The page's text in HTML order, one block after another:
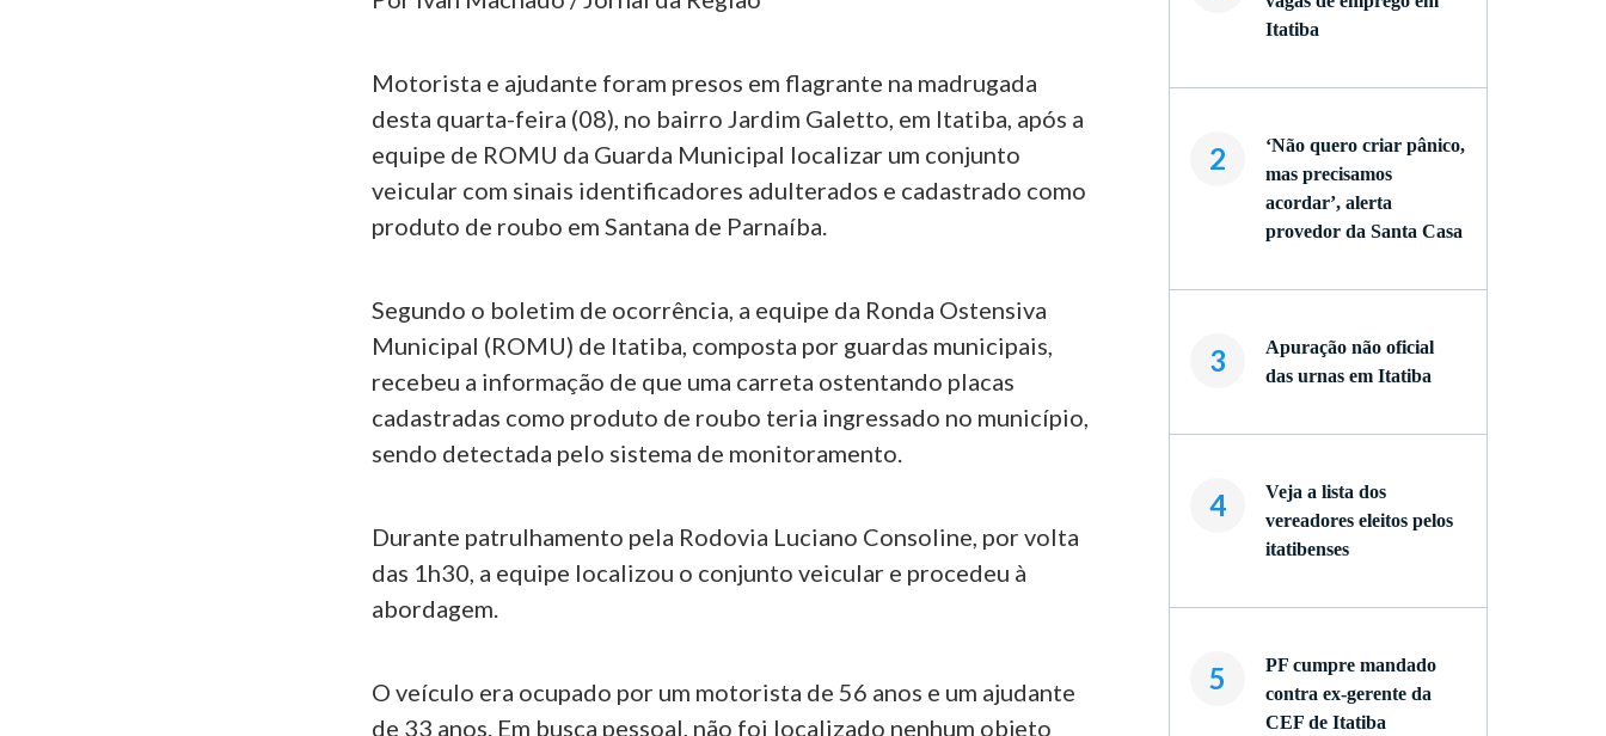
Motorista e ajudante foram presos em flagrante na madrugada
desta quarta-feira (08), no bairro Jardim Galetto, em Itatiba, após a
equipe de ROMU da Guarda Municipal localizar um conjunto
veicular com sinais identificadores adulterados e cadastrado como
produto de roubo em Santana de Parnaíba.
Segundo o boletim de ocorrência, a equipe da Ronda Ostensiva
Municipal (ROMU) de Itatiba, composta por guardas municipais,
recebeu a informação de que uma carreta ostentando placas
cadastradas como produto de roubo teria ingressado no município,
sendo detectada pelo sistema de monitoramento.
Durante patrulhamento pela Rodovia Luciano Consoline, por volta
das 1h30, a equipe localizou o conjunto veicular e procedeu à
abordagem.
O veículo era ocupado por um motorista de 56 anos e um ajudante
de 33 anos. Em busca pessoal, não foi localizado nenhum objeto
Itatiba
2
‘Não quero criar pânico,
mas precisamos
acordar’, alerta
provedor da Santa Casa
3
Apuração não oficial
das urnas em Itatiba
4
Veja a lista dos
vereadores eleitos pelos
itatibenses
5
PF cumpre mandado
contra ex-gerente da
CEF de Itatiba